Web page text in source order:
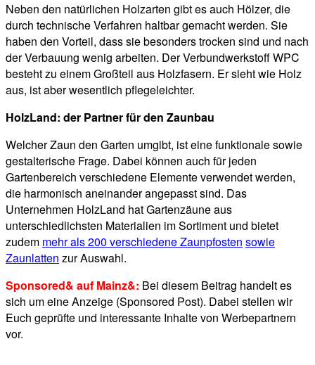
Neben den natürlichen Holzarten gibt es auch Hölzer, die
durch technische Verfahren haltbar gemacht werden. Sie
haben den Vorteil, dass sie besonders trocken sind und nach
der Verbauung wenig arbeiten. Der Verbundwerkstoff WPC
besteht zu einem Großteil aus Holzfasern. Er sieht wie Holz
aus, ist aber wesentlich pflegeleichter.
HolzLand: der Partner für den Zaunbau
Welcher Zaun den Garten umgibt, ist eine funktionale sowie
gestalterische Frage. Dabei können auch für jeden
Gartenbereich verschiedene Elemente verwendet werden,
die harmonisch aneinander angepasst sind. Das
Unternehmen HolzLand hat Gartenzäune aus
unterschiedlichsten Materialien im Sortiment und bietet
zudem mehr als 200 verschiedene Zaunpfosten sowie
Zaunlatten zur Auswahl.
Sponsored& auf Mainz&: Bei diesem Beitrag handelt es
sich um eine Anzeige (Sponsored Post). Dabei stellen wir
Euch geprüfte und interessante Inhalte von Werbepartnern
vor.